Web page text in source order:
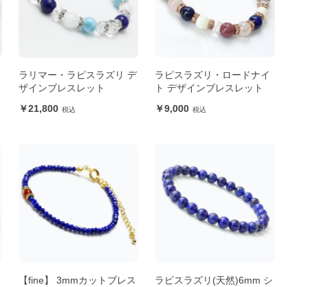
ラリマー・ラピスラズリ デ
ザインブレスレット
21,800
ラピスラズリ・ロードナイ
ト デザインブレスレット
9,000
【fine】 3mmカットブレス
ラピスラズリ(天然)6mm シ